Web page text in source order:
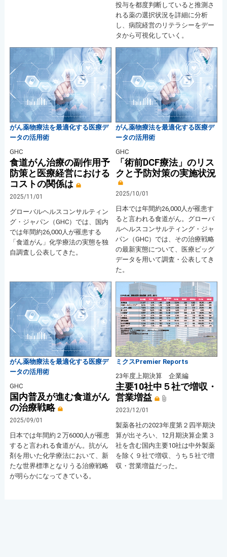
投与を都度判断していると推測さ
れる薬の選択状況を詳細に分析
し、病院経営のリテラシーをデー
タから可視化していく。
がん薬物療法を最適化する医療デ
ータの活用術
GHC
食道がん治療の副作用予
防策と医療経営における
コストの関係は
2025/11/01
グローバルヘルスコンサルティン
グ・ジャパン（GHC）では、国内
では年間約26,000人が罹患する
「食道がん」化学療法の実態を独
自調査し公表してきた。
がん薬物療法を最適化する医療デ
ータの活用術
GHC
「術前DCF療法」のリス
クと予防対策の実施状況
2025/10/01
日本では年間約26,000人が罹患す
ると言われる食道がん。グローバ
ルヘルスコンサルティング・ジャ
パン（GHC）では、その治療戦略
の最新実態について、医療ビッグ
データを用いて調査・公表してき
た。
がん薬物療法を最適化する医療デ
ータの活用術
GHC
国内普及が進む食道がん
の治療戦略
2025/09/01
日本では年間約２万6000人が罹患
すると言われる食道がん。抗がん
剤を用いた化学療法において、新
たな世界標準となりうる治療戦略
が明らかになってきている。
ミクスPremier Reports
23年度上期決算 企業編
主要10社中５社で増収・
営業増益
2023/12/01
製薬各社の2023年度第２四半期決
算が出そろい、12月期決算企業３
社を含む国内主要10社は中外製薬
を除く９社で増収、うち５社で増
収・営業増益だった。